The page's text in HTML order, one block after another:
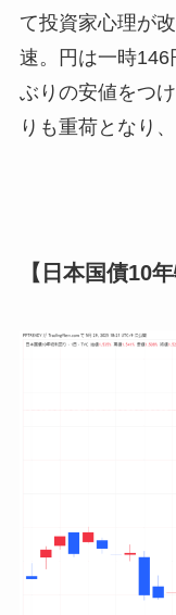
て投資家心理が
速。円は一時146
ぶりの安値をつ
りも重荷となり
【日本国債10